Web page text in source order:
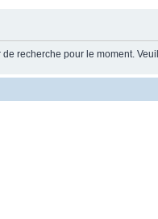
recherche pour le moment.